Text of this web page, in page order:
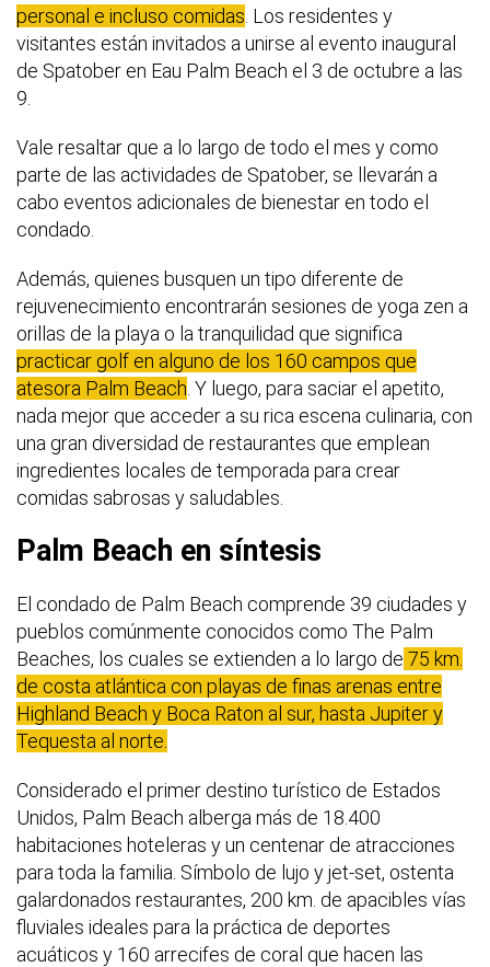
personal e incluso comidas . Los residentes y
visitantes están invitados a unirse al evento inaugural
de Spatober en Eau Palm Beach el 3 de octubre a las
9.
Vale resaltar que a lo largo de todo el mes y como
parte de las actividades de Spatober, se llevarán a
cabo eventos adicionales de bienestar en todo el
condado.
Además, quienes busquen un tipo diferente de
rejuvenecimiento encontrarán sesiones de yoga zen a
orillas de la playa o la tranquilidad que significa
practicar golf en alguno de los 160 campos que
atesora Palm Beach . Y luego, para saciar el apetito,
nada mejor que acceder a su rica escena culinaria, con
una gran diversidad de restaurantes que emplean
ingredientes locales de temporada para crear
comidas sabrosas y saludables.
Palm Beach en síntesis
El condado de Palm Beach comprende 39 ciudades y
pueblos comúnmente conocidos como The Palm
Beaches, los cuales se extienden a lo largo de 75 km.
de costa atlántica con playas de finas arenas entre
Highland Beach y Boca Raton al sur, hasta Jupiter y
Tequesta al norte.
Considerado el primer destino turístico de Estados
Unidos, Palm Beach alberga más de 18.400
habitaciones hoteleras y un centenar de atracciones
para toda la familia. Símbolo de lujo y jet-set, ostenta
galardonados restaurantes, 200 km. de apacibles vías
fluviales ideales para la práctica de deportes
acuáticos y 160 arrecifes de coral que hacen las